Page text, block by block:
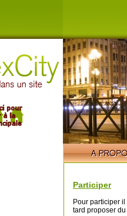
Participer
Pour participer
tard proposer